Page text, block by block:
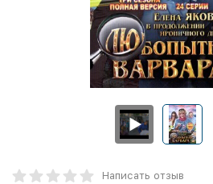
Написать отзыв